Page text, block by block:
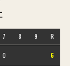
7 8 9 R
0 6